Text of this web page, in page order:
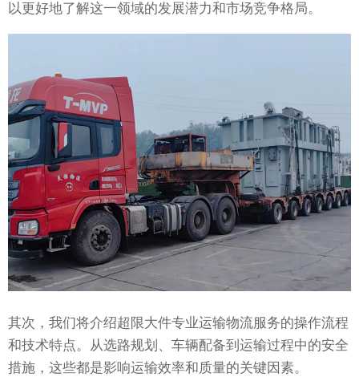
以更好地了解这一领域的发展潜力和市场竞争格局。
其次，我们将介绍超限大件专业运输物流服务的操作流程
和技术特点。从选路规划、车辆配备到运输过程中的安全
措施，这些都是影响运输效率和质量的关键因素。